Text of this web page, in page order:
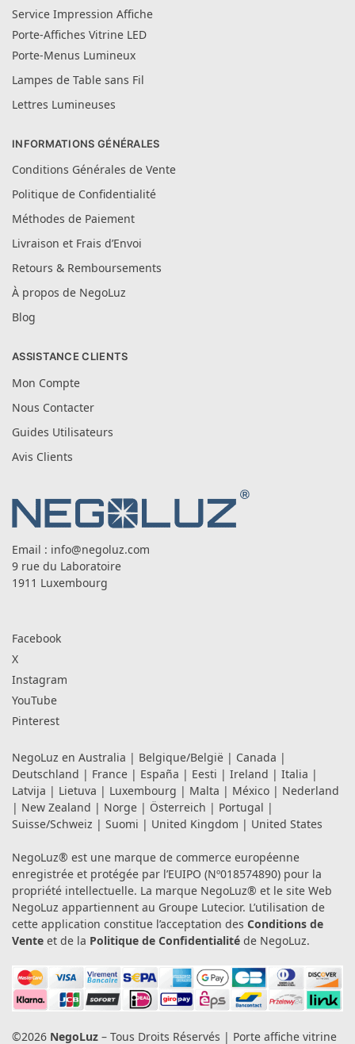
Service Impression Affiche
Porte-Affiches Vitrine LED
Porte-Menus Lumineux
Lampes de Table sans Fil
Lettres Lumineuses
INFORMATIONS GÉNÉRALES
Conditions Générales de Vente
Politique de Confidentialité
Méthodes de Paiement
Livraison et Frais d’Envoi
Retours & Remboursements
À propos de NegoLuz
Blog
ASSISTANCE CLIENTS
Mon Compte
Nous Contacter
Guides Utilisateurs
Avis Clients
Email : info@negoluz.com
9 rue du Laboratoire
1911 Luxembourg
Facebook
X
Instagram
YouTube
Pinterest
NegoLuz en Australia | Belgique/België | Canada |
Deutschland | France | España | Eesti | Ireland | Italia |
Latvija | Lietuva | Luxembourg | Malta | México | Nederland
| New Zealand | Norge | Österreich | Portugal |
Suisse/Schweiz | Suomi | United Kingdom | United States
NegoLuz® est une marque de commerce européenne
enregistrée et protégée par l’EUIPO (Nº018574890) pour la
propriété intellectuelle. La marque NegoLuz® et le site Web
NegoLuz appartiennent au Groupe Lutecior. L’utilisation de
cette application constitue l’acceptation des Conditions de
Vente et de la Politique de Confidentialité de NegoLuz.
©2026 NegoLuz – Tous Droits Réservés | Porte affiche vitrine